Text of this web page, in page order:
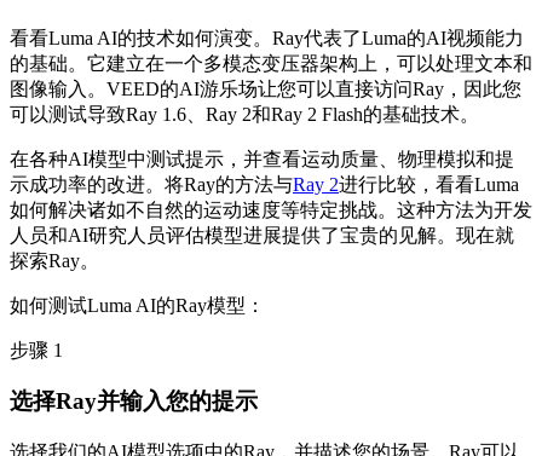
看看Luma AI的技术如何演变。Ray代表了Luma的AI视频能力
的基础。它建立在一个多模态变压器架构上，可以处理文本和
图像输入。VEED的AI游乐场让您可以直接访问Ray，因此您
可以测试导致Ray 1.6、Ray 2和Ray 2 Flash的基础技术。
在各种AI模型中测试提示，并查看运动质量、物理模拟和提
示成功率的改进。将Ray的方法与Ray 2进行比较，看看Luma
如何解决诸如不自然的运动速度等特定挑战。这种方法为开发
人员和AI研究人员评估模型进展提供了宝贵的见解。现在就
探索Ray。
如何测试Luma AI的Ray模型：
步骤 1
选择Ray并输入您的提示